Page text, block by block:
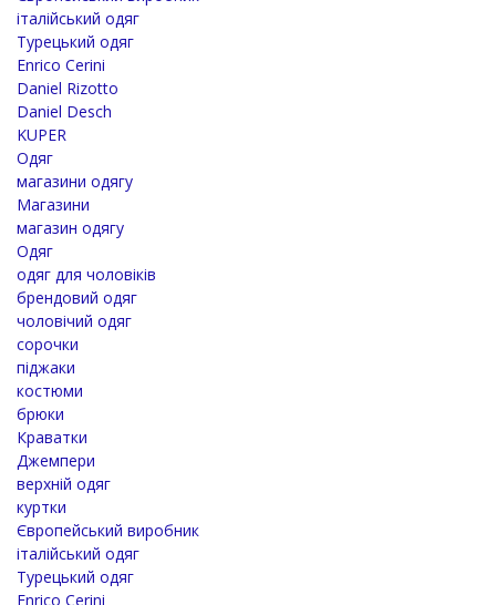
італійський одяг
Турецький одяг
Enrico Cerini
Daniel Rizotto
Daniel Desch
KUPER
Одяг
магазини одягу
Магазини
магазин одягу
Одяг
одяг для чоловіків
брендовий одяг
чоловічий одяг
сорочки
піджаки
костюми
брюки
Краватки
Джемпери
верхній одяг
куртки
Європейський виробник
італійський одяг
Турецький одяг
Enrico Cerini